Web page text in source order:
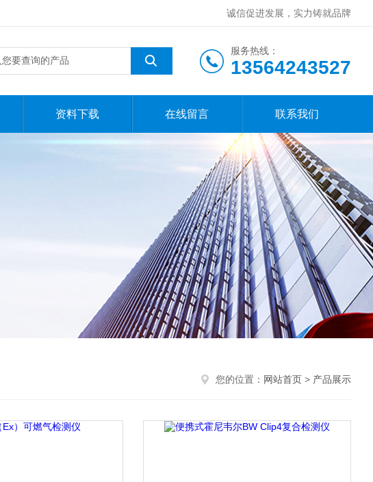
诚信促进发展，实力铸就品牌
服务热线：
13564243527
资料下载 在线留言 联系我们
您的位置： 网站首页 > 产品展示